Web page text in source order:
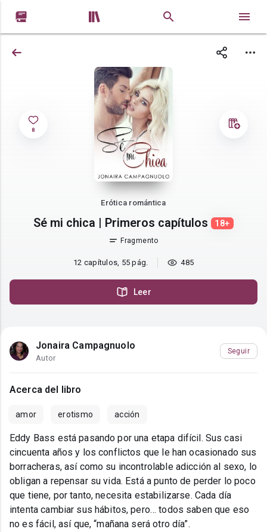
 
8
Erótica romántica
Sé mi chica | Primeros capítulos 18+
Fragmento
12 capítulos, 55 pág. 485
Leer
Jonaira Campagnuolo
Autor
Seguir
Acerca del libro
amor erotismo acción
Eddy Bass está pasando por una etapa difícil. Sus casi
cincuenta años y los conflictos que le han ocasionado sus
borracheras, así como su incontrolable adicción al sexo, lo
obligan a repensar su vida. Está a punto de perder lo poco
que tiene, por tanto, necesita estabilizarse. Cada día
intenta cambiar sus hábitos, pero… todos saben que eso
no es fácil, así que, “mañana será otro día”.